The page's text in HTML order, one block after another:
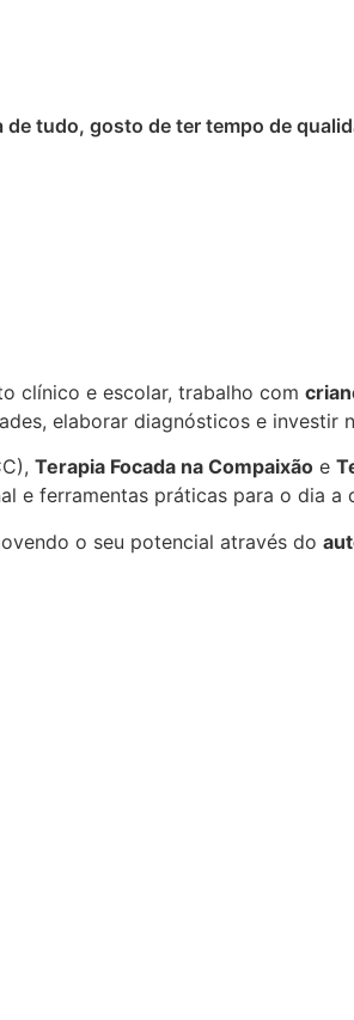
de tudo, gosto de ter tempo de
clínico e escolar, trabalho com
elaborar diagnósticos e
Terapia Focada na Compaixão e
e ferramentas práticas para o dia a
o seu potencial através do